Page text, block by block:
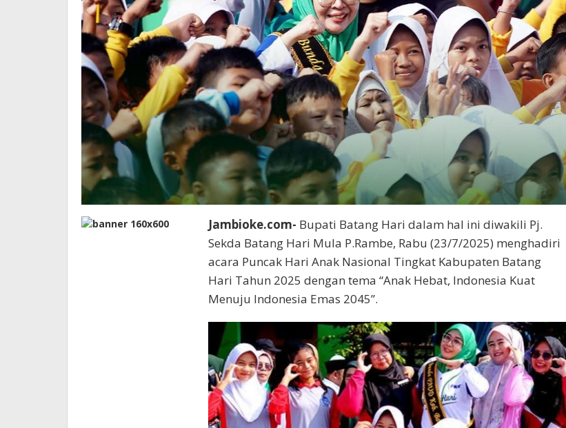
Jambioke.com- Bupati Batang Hari dalam hal ini diwakili Pj.
Sekda Batang Hari Mula P.Rambe, Rabu (23/7/2025) menghadiri
acara Puncak Hari Anak Nasional Tingkat Kabupaten Batang
Hari Tahun 2025 dengan tema “Anak Hebat, Indonesia Kuat
Menuju Indonesia Emas 2045”.